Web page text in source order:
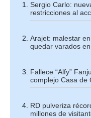
Sergio Carlo:
restricciones al
Arajet: malestar
quedar varados
Fallece “Alfy”
complejo Casa de
RD pulveriza
millones de